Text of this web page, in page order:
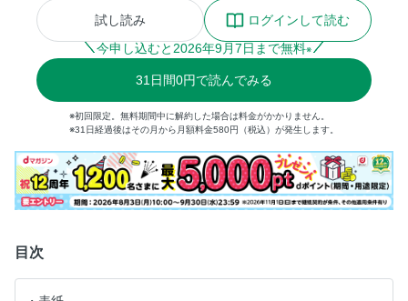
試し読み
ログインして読む
今申し込むと 2026年9月7日まで無料※
31 日間0円で読んでみる
※初回限定。無料期間中に解約した場合は料金がかかりません。
※31日経過後はその月から月額料金580円（税込）が発生します。
目次